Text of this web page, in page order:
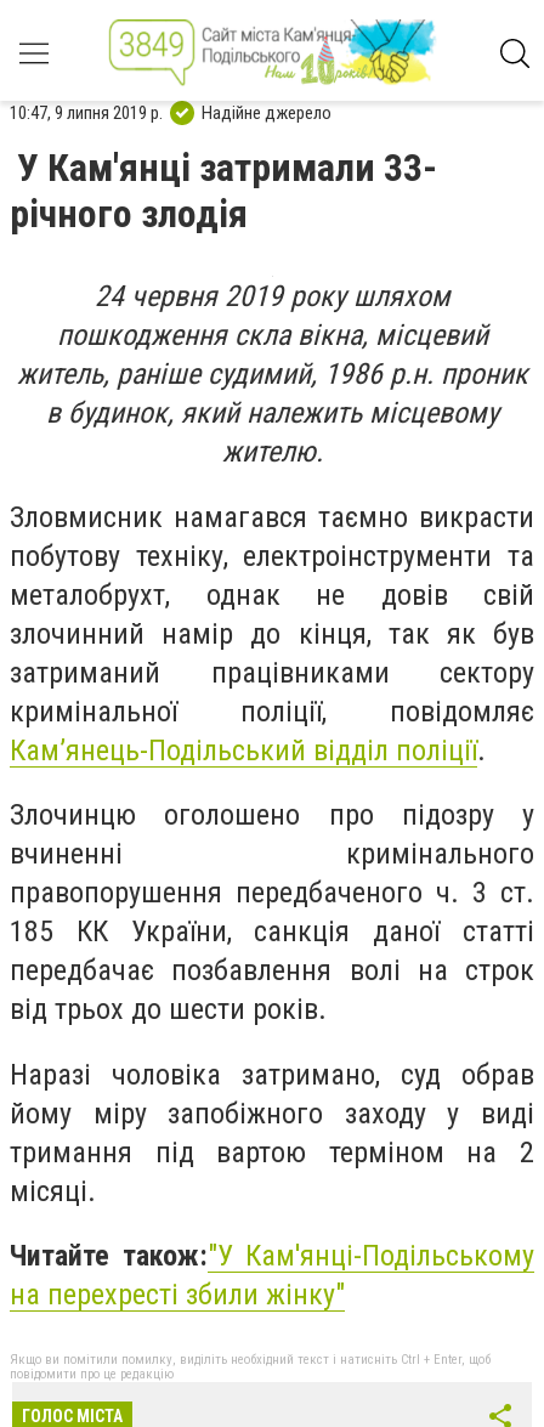
10:47, 9 липня 2019 р. Надійне джерело
У Кам'янці затримали 33-
річного злодія
24 червня 2019 року шляхом
пошкодження скла вікна, місцевий
житель, раніше судимий, 1986 р.н. проник
в будинок, який належить місцевому
жителю.
Зловмисник намагався таємно викрасти
побутову техніку, електроінструменти та
металобрухт, однак не довів свій
злочинний намір до кінця, так як був
затриманий працівниками сектору
кримінальної поліції, повідомляє
Кам’янець-Подільський відділ поліції.
Злочинцю оголошено про підозру у
вчиненні кримінального
правопорушення передбаченого ч. 3 ст.
185 КК України, санкція даної статті
передбачає позбавлення волі на строк
від трьох до шести років.
Наразі чоловіка затримано, суд обрав
йому міру запобіжного заходу у виді
тримання під вартою терміном на 2
місяці.
Читайте також:"У Кам'янці-Подільському
на перехресті збили жінку"
Якщо ви помітили помилку, виділіть необхідний текст і натисніть Ctrl + Enter, щоб
повідомити про це редакцію
ГОЛОС МІСТА